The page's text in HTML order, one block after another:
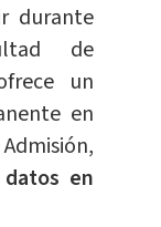
durante
de
un
en
datos en